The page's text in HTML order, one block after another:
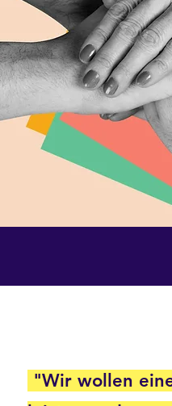
"Wir wollen